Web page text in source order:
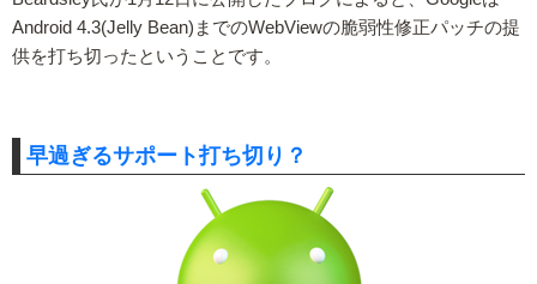
Android 4.3(Jelly Bean)までのWebViewの脆弱性修正パッチの提
供を打ち切ったということです。
早過ぎるサポート打ち切り？